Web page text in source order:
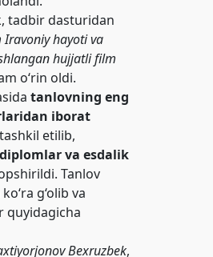
tadbir dasturidan
hayoti va
hujjatli film
o‘rin oldi.
tanlovning eng
iborat
tashkil etilib,
va esdalik
Tanlov
g‘olib va
quyidagicha
Bexruzbek,